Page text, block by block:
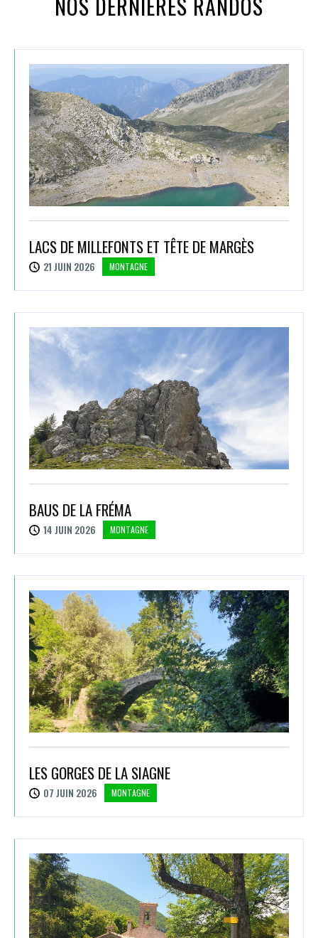
LACS DE MILLEFONTS ET TÊTE DE MARGÈS
21 JUIN 2026 MONTAGNE
BAUS DE LA FRÉMA
14 JUIN 2026 MONTAGNE
LES GORGES DE LA SIAGNE
07 JUIN 2026 MONTAGNE